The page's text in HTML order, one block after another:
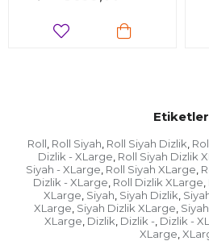
Etiketler
Roll Roll Siyah Roll Siyah Dizlik
Dizlik - XLarge Roll Siyah Dizlik
Siyah - XLarge Roll Siyah XLarge
Dizlik - XLarge Roll Dizlik XLarge
XLarge Siyah Siyah Dizlik
XLarge Siyah Dizlik XLarge
XLarge Dizlik Dizlik - Dizlik -
XLarge